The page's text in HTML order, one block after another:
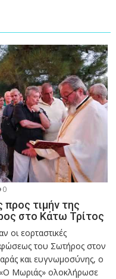
0
προς τιμήν της
στο Κάτω Τρίτος
οι εορταστικές
του Σωτήρος στον
και ευγνωμοσύνης, ο
Μωριάς» ολοκλήρωσε